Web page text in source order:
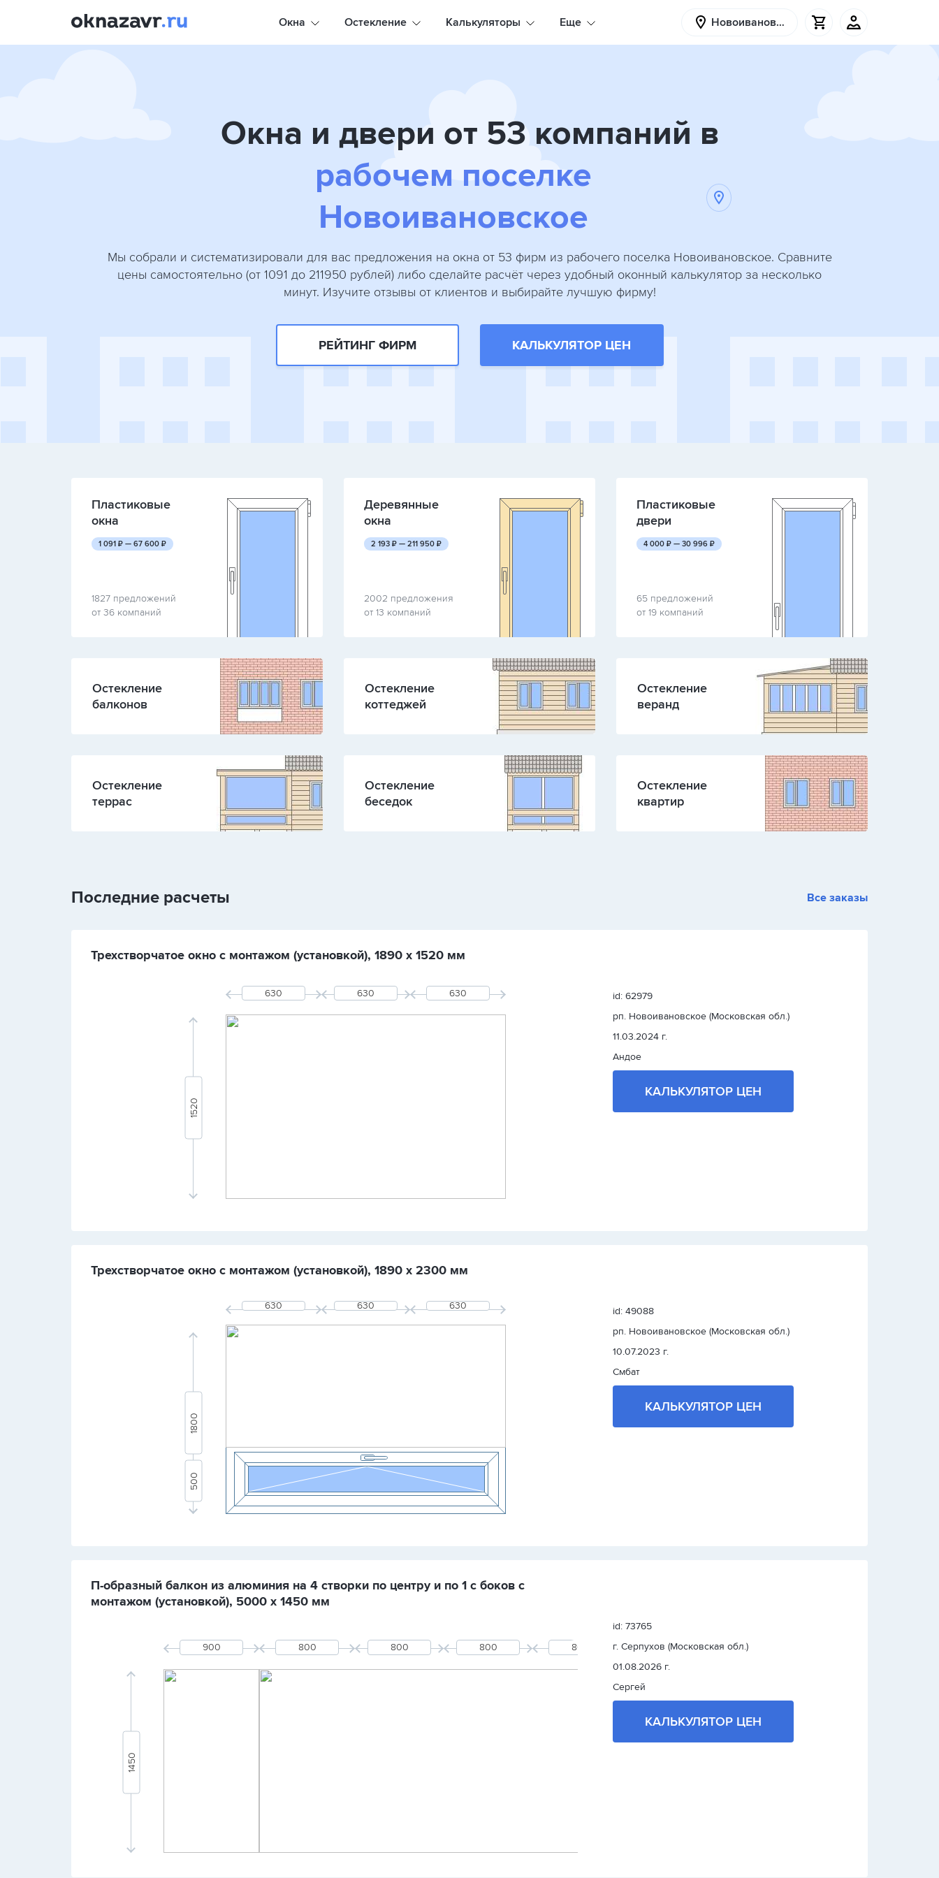
Окна Остекление Калькуляторы Еще Новоивановское
Окна и двери от 53 компаний в
рабочем поселке
Новоивановское
Мы собрали и систематизировали для вас предложения на окна от 53 фирм из рабочего поселка Новоивановское. Сравните
цены самостоятельно (от 1091 до 211950 рублей) либо сделайте расчёт через удобный оконный калькулятор за несколько
минут. Изучите отзывы от клиентов и выбирайте лучшую фирму!
РЕЙТИНГ ФИРМ КАЛЬКУЛЯТОР ЦЕН
Пластиковые
окна
1 091 руб.
₽ — 67 600 руб.
₽
1827 предложений
от 36 компаний
Деревянные
окна
2 193 руб.
₽ — 211 950 руб.
₽
2002 предложения
от 13 компаний
Пластиковые
двери
4 000 руб.
₽ — 30 996 руб.
₽
65 предложений
от 19 компаний
Остекление
балконов
Остекление
коттеджей
Остекление
веранд
Остекление
террас
Остекление
беседок
Остекление
квартир
Последние расчеты Все заказы
Трехстворчатое окно с монтажом (установкой), 1890 х 1520 мм
id: 62979
рп. Новоивановское (Московская обл.)
11.03.2024 г.
Андое
КАЛЬКУЛЯТОР ЦЕН
Трехстворчатое окно с монтажом (установкой), 1890 х 2300 мм
id: 49088
рп. Новоивановское (Московская обл.)
10.07.2023 г.
Смбат
КАЛЬКУЛЯТОР ЦЕН
П-образный балкон из алюминия на 4 створки по центру и по 1 с боков с
монтажом (установкой), 5000 х 1450 мм
id: 73765
г. Серпухов (Московская обл.)
01.08.2026 г.
Сергей
КАЛЬКУЛЯТОР ЦЕН